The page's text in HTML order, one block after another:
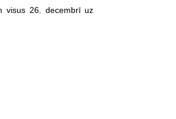
visus 26. decembrī uz